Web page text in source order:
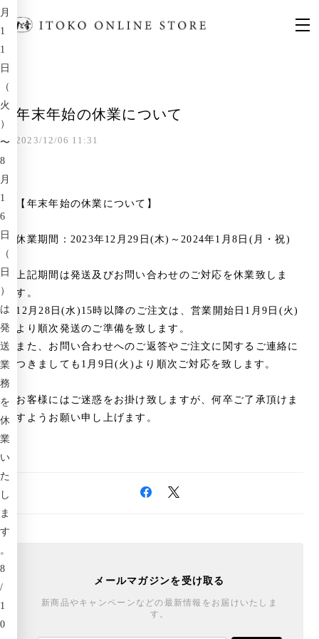
年末年始の休業について
2023/12/06 11:31
【年末年始の休業について】
休業期間：2023年12月29日(木)～2024年1月8日(月・祝)
上記期間は発送及びお問い合わせのご対応を休業致しま
す。
12月28日(水)15時以降のご注文は、営業開始日1月9日(火)
より順次発送のご準備を致します。
また、お問い合わせへのご返答やご注文に関するご連絡に
つきましても1月9日(火)より順次ご対応を致します。
お客様にはご迷惑をお掛け致しますが、何卒ご了承頂けま
すようお願い申し上げます。
メールマガジンを受け取る
新商品やキャンペーンなどの最新情報をお届けいたしま
す。
月
1
1
日
（
火
）
〜
8
月
1
6
日
（
日
）
は
発
送
業
務
を
休
業
い
た
し
ま
す
。
8
/
1
0